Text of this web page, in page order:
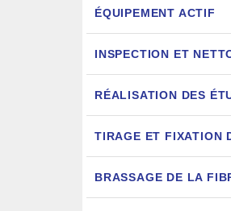
ÉQUIPEMENT ACTIF
INSPECTION ET
RÉALISATION DES
TIRAGE ET FIXATION
BRASSAGE DE LA